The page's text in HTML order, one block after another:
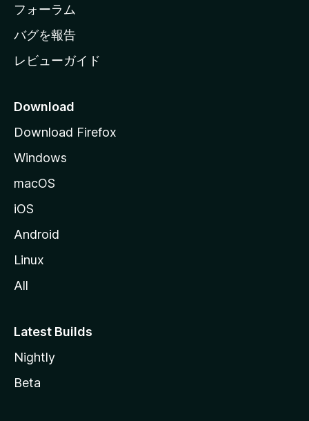
ジ
へ
フォーラム
バグを報告
レビューガイド
Download
Download Firefox
Windows
macOS
iOS
Android
Linux
All
Latest Builds
Nightly
Beta